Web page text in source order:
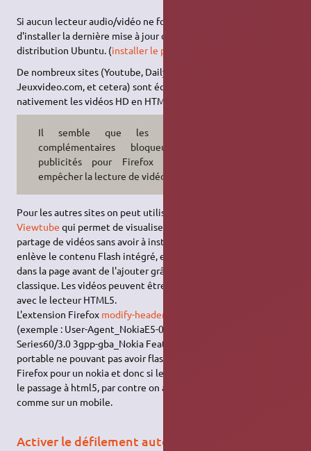
Si aucun lecteur audio/vidéo ne fonctionne il est alors judicieux
d'installer la dernière mise à jour de FFmpeg dans votre
distribution Ubuntu. (installer le paquet
De nombreux sites (Youtube, Dailymotion, Arte, ina.fr,
Jeuxvideo.com, et cetera) sont équipés d'un lecteur qui affiche
nativement les vidéos HD en HTML5.
Il semble que les modules
complémentaires bloqueurs de
publicités pour Firefox peuvent
empêcher la lecture de vidéos.
Pour les autres sites on peut utiliser l'extension pour Firefox
Viewtube qui permet de visualiser les vidéos de sites de
partage de vidéos sans avoir à installer
enlève le contenu Flash intégré, et ensuite cherche la vidéo
dans la page avant de l'ajouter grâce à une méthode plus
classique. Les vidéos peuvent être vues avec un plugin vidéo ou
avec le lecteur HTML5.
L'extension Firefox modify-headers
(exemple : User-Agent_NokiaE5-00/SymbianOS/9.1
Series60/3.0 3gpp-gba_Nokia Featurephone) l'User-Agent d'un
portable ne pouvant pas avoir flashplayer.Cela fait passer
Firefox pour un nokia et donc si le site est bien fait, cela force
le passage à html5, par contre on a la présentation du site
comme sur un mobile.
Activer le défilement automatique